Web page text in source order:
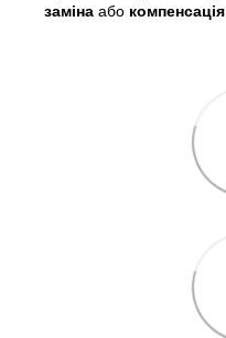
заміна або компенсація